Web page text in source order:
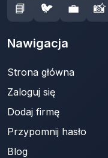
📘 🐦 💼 📸
Nawigacja
Strona główna
Zaloguj się
Dodaj firmę
Przypomnij hasło
Blog